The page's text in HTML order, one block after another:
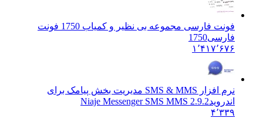
فونت فارسی مجموعه بی نظیر و کمیاب 1750 فونت
فارسی1750
۱٬۴۱۷٬۶۷۶
نرم افزار SMS & MMS مدیریت بخش پیامک برای
اندرویدNiaje Messenger SMS MMS 2.9.2
۴٬۳۳۹